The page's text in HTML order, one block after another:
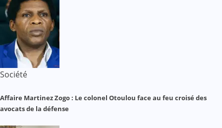
Société
Affaire Martinez Zogo : Le colonel Otoulou face au feu croisé des
avocats de la défense